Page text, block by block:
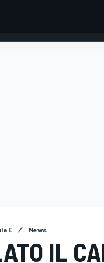
E News
IL